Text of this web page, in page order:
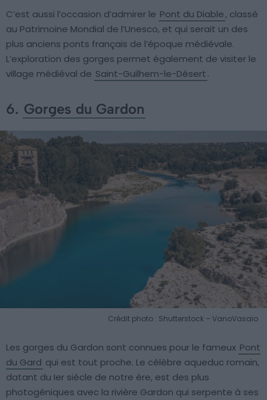
C’est aussi l’occasion d’admirer le Pont du Diable, classé
au Patrimoine Mondial de l’Unesco, et qui serait un des
plus anciens ponts français de l’époque médiévale.
L’exploration des gorges permet également de visiter le
village médiéval de Saint-Guilhem-le-Désert.
6. Gorges du Gardon
Crédit photo : Shutterstock – VanoVasaio
Les gorges du Gardon sont connues pour le fameux Pont
du Gard qui est tout proche. Le célèbre aqueduc romain,
datant du Ier siècle de notre ère, est des plus
photogéniques avec la rivière Gardon qui serpente à ses